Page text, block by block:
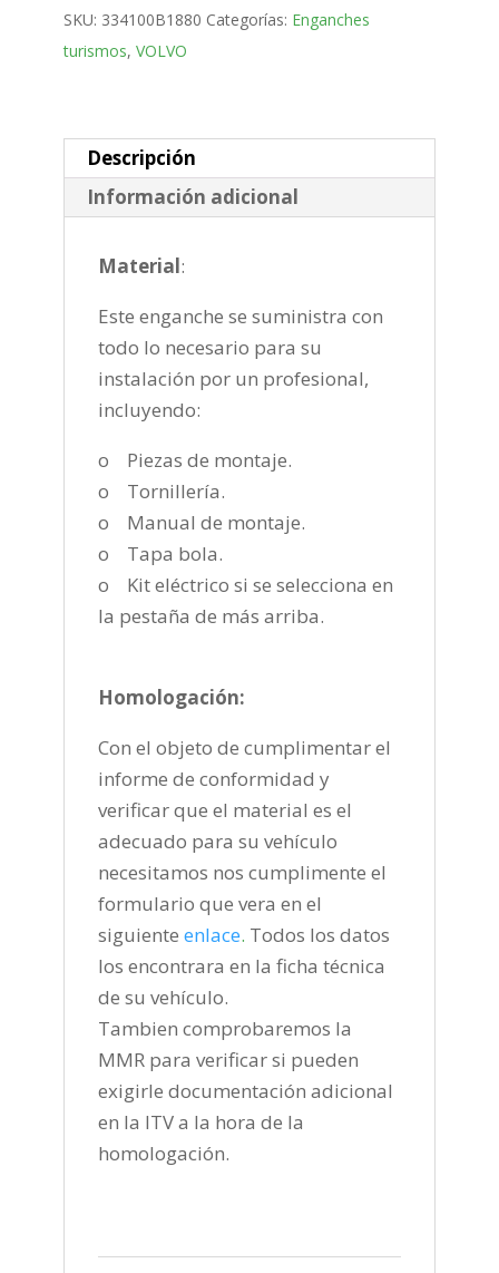
Bola
fija
2010
cantidad
SKU: 334100B1880 Categorías: Enganches
turismos, VOLVO
Descripción
Información adicional
Material:
Este enganche se suministra con
todo lo necesario para su
instalación por un profesional,
incluyendo:
o Piezas de montaje.
o Tornillería.
o Manual de montaje.
o Tapa bola.
o Kit eléctrico si se selecciona en
la pestaña de más arriba.
Homologación:
Con el objeto de cumplimentar el
informe de conformidad y
verificar que el material es el
adecuado para su vehículo
necesitamos nos cumplimente el
formulario que vera en el
siguiente enlace. Todos los datos
los encontrara en la ficha técnica
de su vehículo.
Tambien comprobaremos la
MMR para verificar si pueden
exigirle documentación adicional
en la ITV a la hora de la
homologación.